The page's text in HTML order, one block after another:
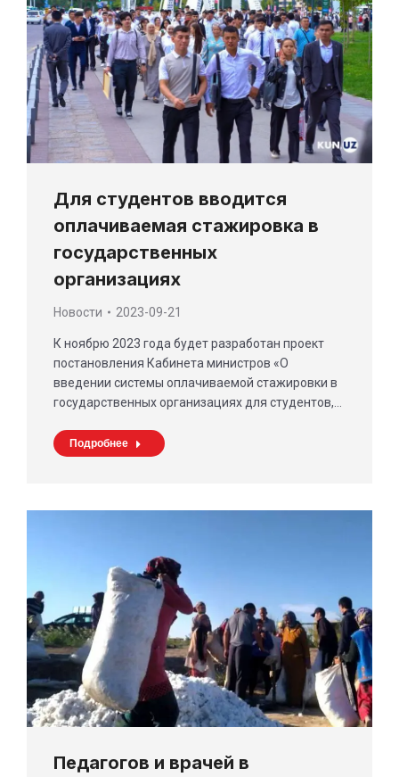
Для студентов вводится
оплачиваемая стажировка в
государственных
организациях
Новости 2023-09-21
К ноябрю 2023 года будет разработан проект
постановления Кабинета министров «О
введении системы оплачиваемой стажировки в
государственных организациях для студентов,…
Подробнее
Педагогов и врачей в